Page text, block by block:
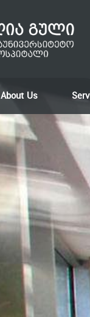
About Us